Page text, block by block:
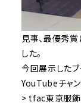
見事、最優秀
した。
今回展示した
YouTubeチャン
> tfac東京服